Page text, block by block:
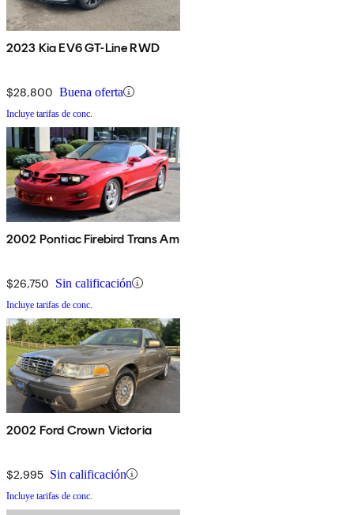
2023 Kia EV6 GT-Line RWD
$28,800 Buena oferta
Incluye tarifas de conc.
2002 Pontiac Firebird Trans Am
$26,750 Sin calificación
Incluye tarifas de conc.
2002 Ford Crown Victoria
$2,995 Sin calificación
Incluye tarifas de conc.